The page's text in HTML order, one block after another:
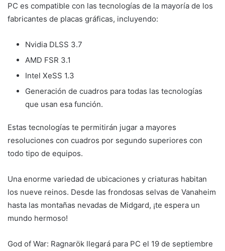
PC es compatible con las tecnologías de la mayoría de los
fabricantes de placas gráficas, incluyendo:
Nvidia DLSS 3.7
AMD FSR 3.1
Intel XeSS 1.3
Generación de cuadros para todas las tecnologías
que usan esa función.
Estas tecnologías te permitirán jugar a mayores
resoluciones con cuadros por segundo superiores con
todo tipo de equipos.
Una enorme variedad de ubicaciones y criaturas habitan
los nueve reinos. Desde las frondosas selvas de Vanaheim
hasta las montañas nevadas de Midgard, ¡te espera un
mundo hermoso!
God of War: Ragnarök llegará para PC el 19 de septiembre